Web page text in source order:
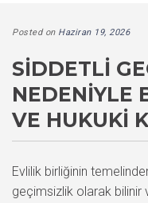
Posted on Haziran 19, 2026
SIDDETLI
NEDENIYLE
VE HUKUKI
Evlilik birliğinin
geçimsizlik olarak bilinir